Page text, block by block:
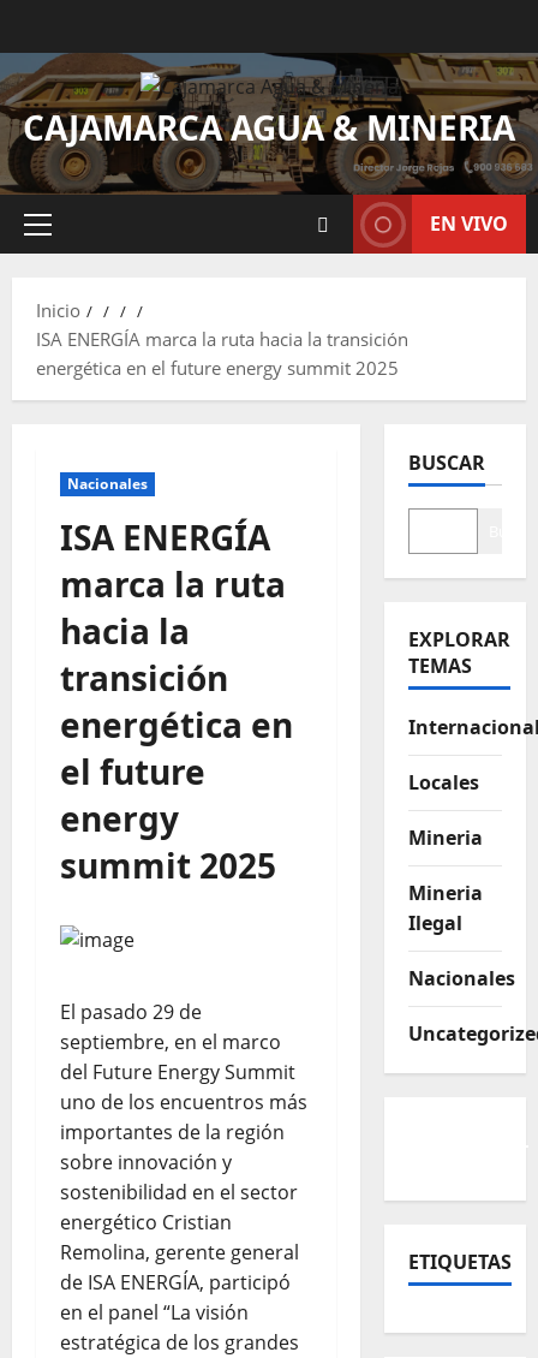
CAJAMARCA AGUA & MINERIA
EN VIVO
Inicio
ISA ENERGÍA marca la ruta hacia la transición
energética en el future energy summit 2025
Nacionales
ISA ENERGÍA
marca la ruta
hacia la
transición
energética en
el future
energy
summit 2025
El pasado 29 de
septiembre, en el marco
del Future Energy Summit
uno de los encuentros más
importantes de la región
sobre innovación y
sostenibilidad en el sector
energético Cristian
Remolina, gerente general
de ISA ENERGÍA, participó
en el panel “La visión
estratégica de los grandes
BUSCAR
EXPLORAR
TEMAS
Locales
Mineria
Mineria
Ilegal
Nacionales
ETIQUETAS